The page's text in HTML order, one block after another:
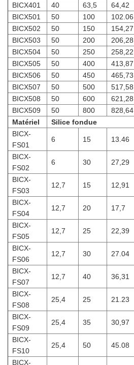
BICX401
40 63,5 64,42
BICX501
50 100 102.06
BICX502
50 150 154,27
BICX503
50 200 206,28
BICX504
50 250 258,22
BICX505
50 400 413,87
BICX506
50 450 465,73
BICX507
50 500 517,58
BICX508
50 600 621,28
BICX509
50 800 828,64
Matériel
Silice fondue
BICX-
FS01
6 15 13.46
BICX-
FS02
6 30 27,29
BICX-
FS03
12,7 15 12,91
BICX-
FS04
12,7 20 17,7
BICX-
FS05
12,7 25 22,39
BICX-
FS06
12,7 30 27.04
BICX-
FS07
12,7 40 36,31
BICX-
FS08
25,4 25 21.23
BICX-
FS09
25,4 35 30,97
BICX-
FS10
25,4 50 45.08
BICX-